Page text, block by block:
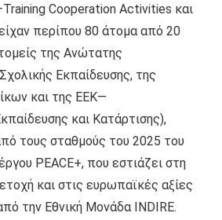
Cooperation Activities και
περίπου 80 άτομα από 20
της Ανώτατης
Εκπαίδευσης, της
και της ΕΕΚ—
και Κατάρτισης),
τους σταθμούς του 2025 του
PEACE+, που εστιάζει στη
και στις ευρωπαϊκές αξίες
την Εθνική Μονάδα INDIRE.